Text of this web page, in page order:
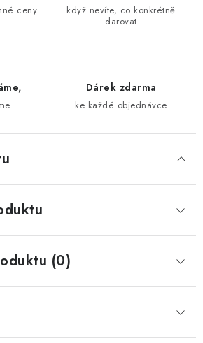
ceny
když nevíte, co konkrétně
darovat
Dárek zdarma
ke každé objednávce
(0)